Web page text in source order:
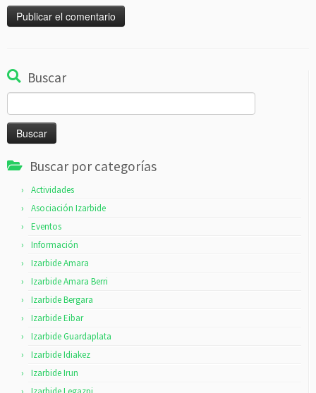
Buscar
Buscar por categorías
Actividades
Asociación Izarbide
Eventos
Información
Izarbide Amara
Izarbide Amara Berri
Izarbide Bergara
Izarbide Eibar
Izarbide Guardaplata
Izarbide Idiakez
Izarbide Irun